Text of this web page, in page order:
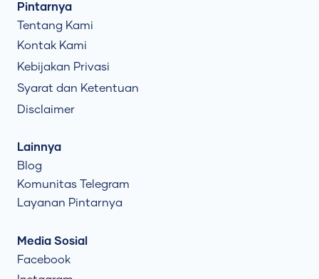
Pintarnya
Tentang Kami
Kontak Kami
Kebijakan Privasi
Syarat dan Ketentuan
Disclaimer
Lainnya
Blog
Komunitas Telegram
Layanan Pintarnya
Media Sosial
Facebook